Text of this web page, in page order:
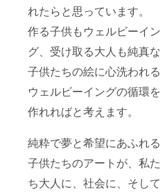
れたらと思っています。
作る子供もウェルビーイン
グ、受け取る大人も純真な
子供たちの絵に心洗われる
ウェルビーイングの循環を
作れればと考えます。
純粋で夢と希望にあふれる
子供たちのアートが、私た
ち大人に、社会に、そして